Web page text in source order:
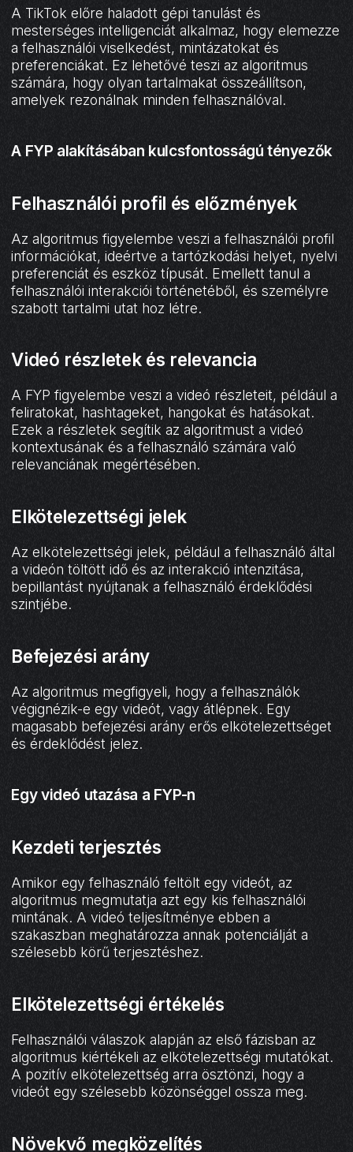
A TikTok előre haladott gépi tanulást és
mesterséges intelligenciát alkalmaz, hogy elemezze
a felhasználói viselkedést, mintázatokat és
preferenciákat. Ez lehetővé teszi az algoritmus
számára, hogy olyan tartalmakat összeállítson,
amelyek rezonálnak minden felhasználóval.
A FYP alakításában kulcsfontosságú tényezők
Felhasználói profil és előzmények
Az algoritmus figyelembe veszi a felhasználói profil
információkat, ideértve a tartózkodási helyet, nyelvi
preferenciát és eszköz típusát. Emellett tanul a
felhasználói interakciói történetéből, és személyre
szabott tartalmi utat hoz létre.
Videó részletek és relevancia
A FYP figyelembe veszi a videó részleteit, például a
feliratokat, hashtageket, hangokat és hatásokat.
Ezek a részletek segítik az algoritmust a videó
kontextusának és a felhasználó számára való
relevanciának megértésében.
Elkötelezettségi jelek
Az elkötelezettségi jelek, például a felhasználó által
a videón töltött idő és az interakció intenzitása,
bepillantást nyújtanak a felhasználó érdeklődési
szintjébe.
Befejezési arány
Az algoritmus megfigyeli, hogy a felhasználók
végignézik-e egy videót, vagy átlépnek. Egy
magasabb befejezési arány erős elkötelezettséget
és érdeklődést jelez.
Egy videó utazása a FYP-n
Kezdeti terjesztés
Amikor egy felhasználó feltölt egy videót, az
algoritmus megmutatja azt egy kis felhasználói
mintának. A videó teljesítménye ebben a
szakaszban meghatározza annak potenciálját a
szélesebb körű terjesztéshez.
Elkötelezettségi értékelés
Felhasználói válaszok alapján az első fázisban az
algoritmus kiértékeli az elkötelezettségi mutatókat.
A pozitív elkötelezettség arra ösztönzi, hogy a
videót egy szélesebb közönséggel ossza meg.
Növekvő megközelítés